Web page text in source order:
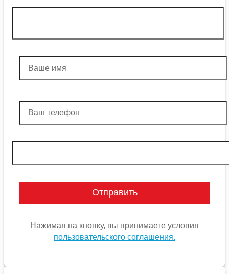
Нажимая на кнопку, вы принимаете условия
пользовательского соглашения.